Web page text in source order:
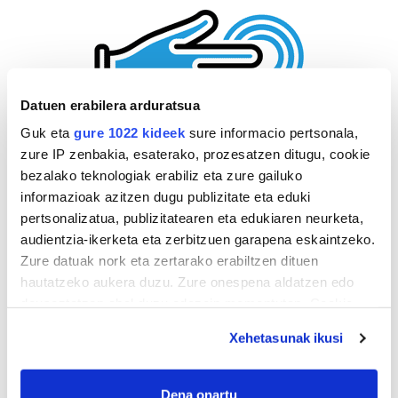
Datuen erabilera arduratsua
Guk eta gure 1022 kideek sure informacio pertsonala,
zure IP zenbakia, esaterako, prozesatzen ditugu, cookie
bezalako teknologiak erabiliz eta zure gailuko
informazioak azitzen dugu publizitate eta eduki
pertsonalizatua, publizitatearen eta edukiaren neurketa,
audientzia-ikerketa eta zerbitzuen garapena eskaintzeko.
Zure datuak nork eta zertarako erabiltzen dituen
hautatzeko aukera duzu. Zure onespena aldatzen edo
If you allow, we would also like to:
Collect information about your geographical
Xehetasunak ikusi
Dena onartu